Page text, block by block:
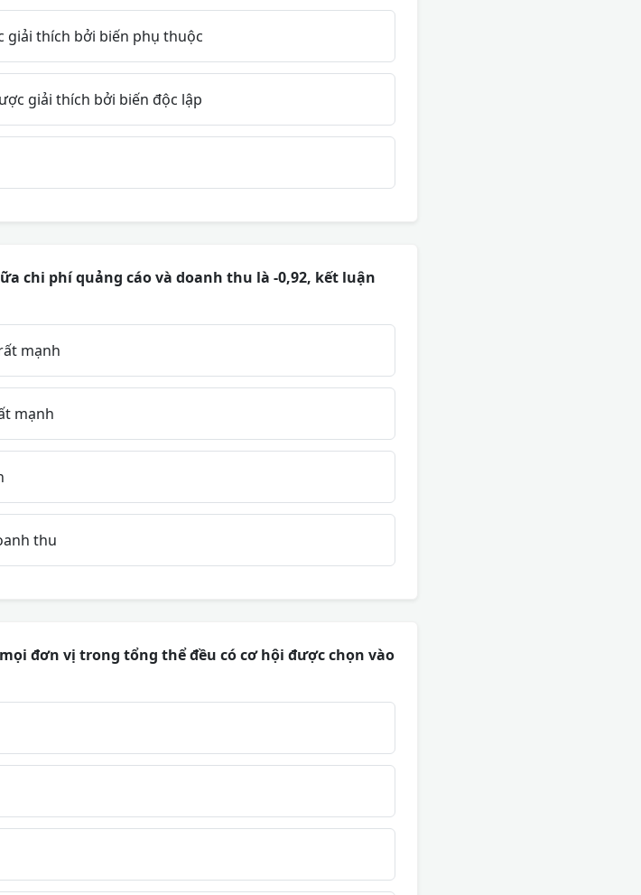
giải thích bởi biến phụ thuộc
giải thích bởi biến độc lập
chi phí quảng cáo và doanh thu là -0,92, kết luận
mạnh
mạnh
thu
đơn vị trong tổng thể đều có cơ hội được chọn vào